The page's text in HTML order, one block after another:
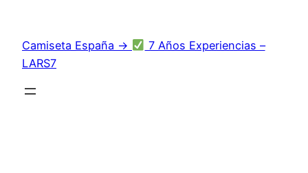
contenido
Camiseta España →
7 Años Experiencias –
LARS7